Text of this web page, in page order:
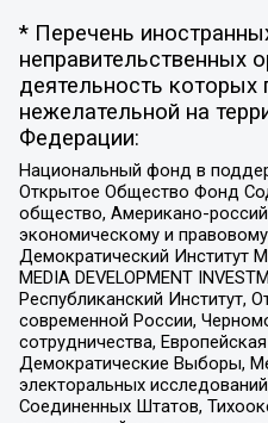
* Перечень
неправительственных
деятельность которых
нежелательной на
Федерации:
Национальный фонд в
Открытое Общество Фонд
общество, Американо-
экономическому и
Демократический Институт
MEDIA DEVELOPMENT
Республиканский Институт,
современной России,
сотрудничества,
Демократические Выборы,
электоральных
Соединенных Штатов,